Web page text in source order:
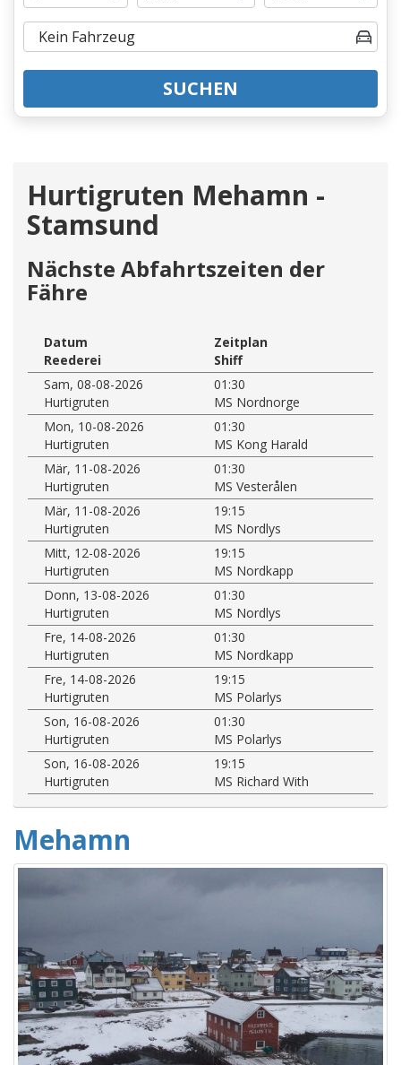
SUCHEN
Hurtigruten Mehamn -
Stamsund
Nächste Abfahrtszeiten der
Fähre
Datum
Zeitplan
Reederei
Shiff
Sam, 08-08-2026
01:30
Hurtigruten
MS Nordnorge
Mon, 10-08-2026
01:30
Hurtigruten
MS Kong Harald
Mär, 11-08-2026
01:30
Hurtigruten
MS Vesterålen
Mär, 11-08-2026
19:15
Hurtigruten
MS Nordlys
Mitt, 12-08-2026
19:15
Hurtigruten
MS Nordkapp
Donn, 13-08-2026
01:30
Hurtigruten
MS Nordlys
Fre, 14-08-2026
01:30
Hurtigruten
MS Nordkapp
Fre, 14-08-2026
19:15
Hurtigruten
MS Polarlys
Son, 16-08-2026
01:30
Hurtigruten
MS Polarlys
Son, 16-08-2026
19:15
Hurtigruten
MS Richard With
Mehamn